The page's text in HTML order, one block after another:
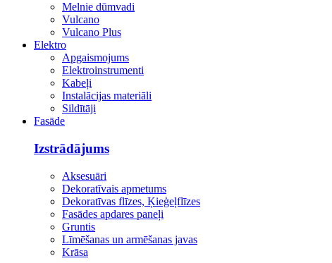
Melnie dūmvadi
Vulcano
Vulcano Plus
Elektro
Apgaismojums
Elektroinstrumenti
Kabeļi
Instalācijas materiāli
Sildītāji
Fasāde
Izstrādājums
Aksesuāri
Dekoratīvais apmetums
Dekoratīvas flīzes, Ķieģeļflīzes
Fasādes apdares paneļi
Gruntis
Līmēšanas un armēšanas javas
Krāsa